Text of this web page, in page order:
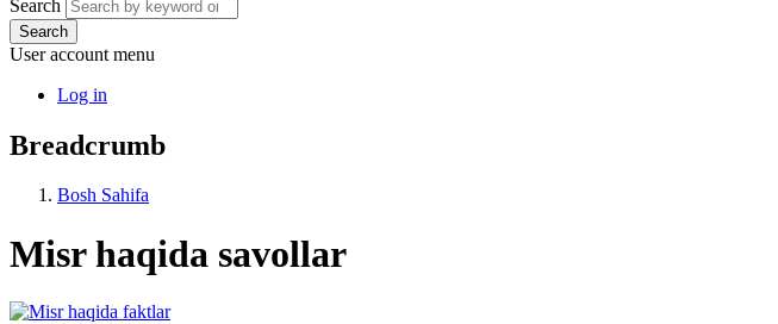
Search
Search
User account menu
Log in
Breadcrumb
Bosh Sahifa
Misr haqida savollar